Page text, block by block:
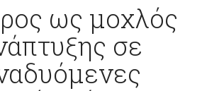
ως μοχλός
σε